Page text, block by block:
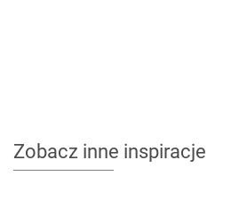
Zobacz inne inspiracje